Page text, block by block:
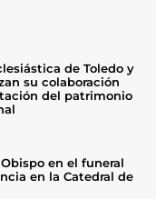
de Toledo y
su colaboración
del patrimonio
en el funeral
en la Catedral de